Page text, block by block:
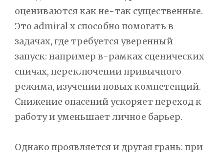
оцениваются как не-так существенные.
Это admiral x способно помогать в
задачах, где требуется уверенный
запуск: например в-рамках сценических
спичах, переключении привычного
режима, изучении новых компетенций.
Снижение опасений ускоряет переход к
работу и уменьшает личное барьер.
Однако проявляется и другая грань: при